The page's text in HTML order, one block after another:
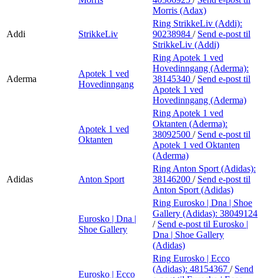
Morris (Adax)
Addi StrikkeLiv
Ring StrikkeLiv (Addi):
90238984 / Send e-post til
StrikkeLiv (Addi)
Aderma
Apotek 1 ved
Hovedinngang
Ring Apotek 1 ved
Hovedinngang (Aderma):
38145340 / Send e-post til
Apotek 1 ved
Hovedinngang (Aderma)
Apotek 1 ved
Oktanten
Ring Apotek 1 ved
Oktanten (Aderma):
38092500 / Send e-post til
Apotek 1 ved Oktanten
(Aderma)
Adidas Anton Sport
Ring Anton Sport (Adidas):
38146200 / Send e-post til
Anton Sport (Adidas)
Eurosko | Dna |
Shoe Gallery
Ring Eurosko | Dna | Shoe
Gallery (Adidas): 38049124
/ Send e-post til Eurosko |
Dna | Shoe Gallery
(Adidas)
Eurosko | Ecco
Ring Eurosko | Ecco
(Adidas): 48154367 / Send